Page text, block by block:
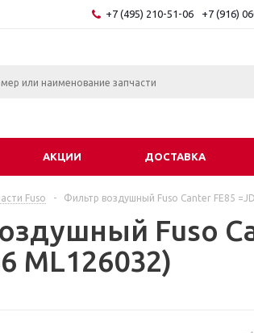
+7 (495) 210-51-06 +7 (916)
АКЦИИ ДОСТАВКА
Fuso - Фильтр воздушный Fuso Canter FE85
Fuso
ML126032)